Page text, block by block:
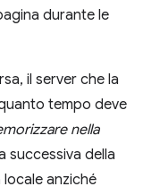
durante le
il server che la
tempo deve
nella
successiva della
anziché